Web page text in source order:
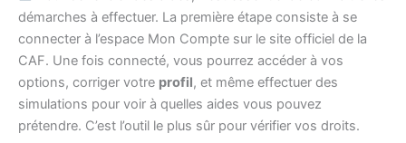
démarches à effectuer. La première étape consiste à se
connecter à l’espace Mon Compte sur le site officiel de la
CAF. Une fois connecté, vous pourrez accéder à vos
options, corriger votre profil, et même effectuer des
simulations pour voir à quelles aides vous pouvez
prétendre. C’est l’outil le plus sûr pour vérifier vos droits.